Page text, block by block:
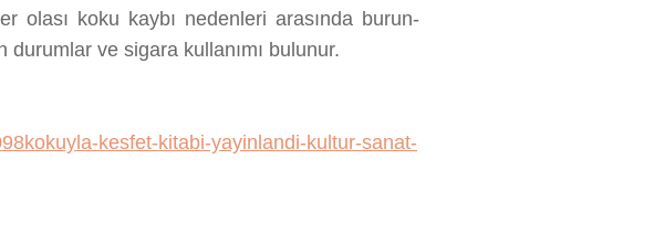
olası koku kaybı nedenleri arasında burun-
ve sigara kullanımı bulunur.
kesfet-kitabi-yayinlandi-kultur-sanat-